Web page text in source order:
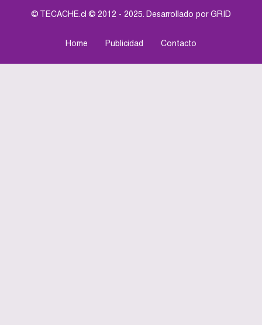
© TECACHE.cl © 2012 - 2025. Desarrollado porGRID
Home Publicidad Contacto